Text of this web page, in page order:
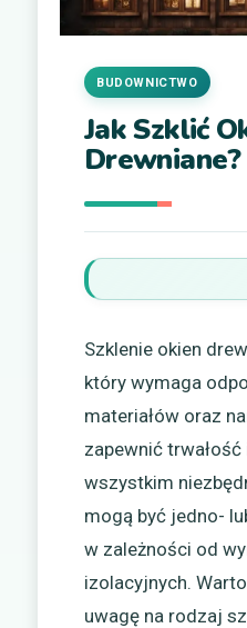
Jak Szklić
Drewniane?
BUDOWNICTWO
Szklenie okien
który wymaga
materiałów oraz
zapewnić
wszystkim
mogą być jedno-
w zależności od
izolacyjnych.
uwagę na rodzaj